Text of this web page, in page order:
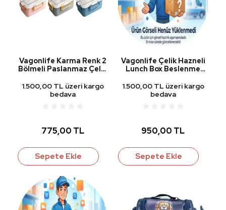
Vagonlife Karma Renk 2
Bölmeli Paslanmaz Çelik
588
1.500,00 TL üzeri kargo
bedava
775,00 TL
Sepete Ekle
Vagonlife Çelik Hazneli
Lunch Box Beslenme
1.500,00 TL üzeri kargo
bedava
950,00 TL
Sepete Ekle